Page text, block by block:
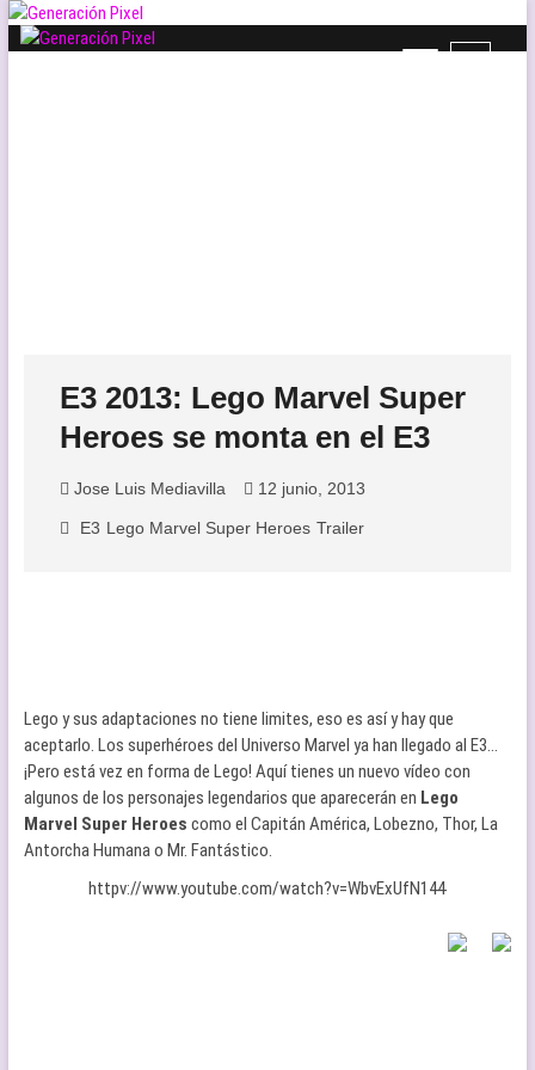
Saltar
B
E3 2013: Lego Marvel Super
Heroes se monta en el E3
Jose Luis Mediavilla 12 junio, 2013
E3 Lego Marvel Super Heroes Trailer
Lego y sus adaptaciones no tiene limites, eso es así y hay que
aceptarlo. Los superhéroes del Universo Marvel ya han llegado al E3…
¡Pero está vez en forma de Lego! Aquí tienes un nuevo vídeo con
algunos de los personajes legendarios que aparecerán en Lego
Marvel Super Heroes como el Capitán América, Lobezno, Thor, La
Antorcha Humana o Mr. Fantástico.
httpv://www.youtube.com/watch?v=WbvExUfN144